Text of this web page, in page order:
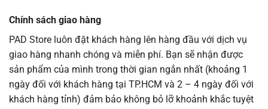
Chính sách giao hàng
PAD Store luôn đặt khách hàng lên hàng đầu với dịch vụ
giao hàng nhanh chóng và miễn phí. Bạn sẽ nhận được
sản phẩm của mình trong thời gian ngắn nhất (khoảng 1
ngày đối với khách hàng tại TP.HCM và 2 – 4 ngày đối với
khách hàng tỉnh) đảm bảo không bỏ lỡ khoảnh khắc tuyệt